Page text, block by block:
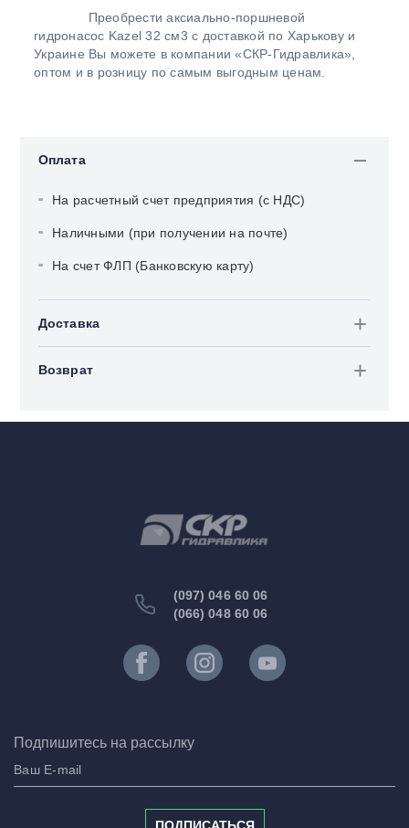
Преобрести аксиально-поршневой
гидронасос Kazel 32 см3 с доставкой по Харькову и
Украине Вы можете в компании «СКР-Гидравлика»,
оптом и в розницу по самым выгодным ценам.
Оплата
На расчетный счет предприятия (с НДС)
Наличными (при получении на почте)
На счет ФЛП (Банковскую карту)
Доставка
Возврат
(097) 046 60 06
(066) 048 60 06
Подпишитесь на рассылку